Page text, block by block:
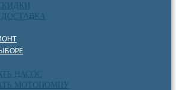
НАСОС
МОТОПОМПУ